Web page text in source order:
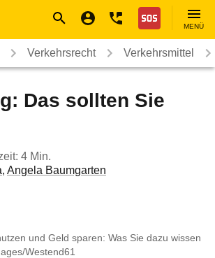
Nothilfe
MENÜ
Verkehrsrecht Verkehrsmittel
Das sollten Sie
4 Min.
, Angela Baumgarten
und Geld sparen: Was Sie dazu wissen
Westend61